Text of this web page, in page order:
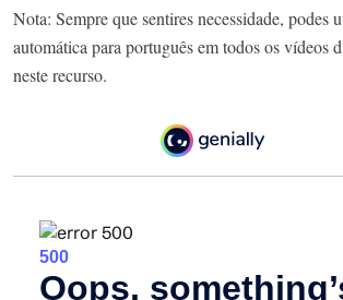
Nota: Sempre que sentires necessidade, podes
automática para português em todos os vídeos
neste recurso.